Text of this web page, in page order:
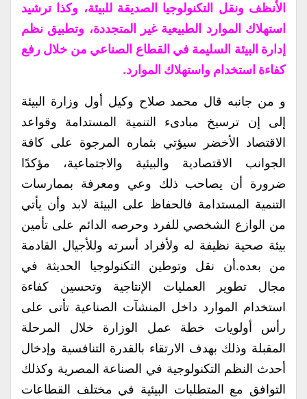
الأنظف ونقل التكنولوجيا الصديقة للبيئة، وكذا ترشيد
استهلاك الموارد الطبيعية غير المتجددة، وتطبيق نظم
إدارة البيئة السليمة في القطاع الصناعي من خلال رفع
كفاءة استخدام واستهلاك الموارد.
و من جانبه قال محمد صلاح وكيل أول وزارة البيئة
إلى إن ترسيخ مبادىء التنمية المستدامة وقواعد
الاقتصاد الأخضر سيؤتي بثماره المرجوة على كافة
الجوانب الاقتصادية والبيئية والاجتماعية، مؤكدًا
ضرورة أن يصاحب ذلك وعي ومعرفة بممارسات
التنمية المستدامة فالحفاظ على البيئة لابد وأن يأتي
من الوازع الشخصي للفرد وحرصه الدائم على تأمين
بيئة صحية نظيفة له ولأفراد أسرته وللأجيال القادمة
من بعده.أن نقل وتوطين التكنولوجيا الحديثة في
مجال تطوير العمليات الإنتاجية وتحسين كفاءة
استخدام الموارد داخل المنشآت الصناعية تأتى على
رأس أولويات خطة عمل الوزارة خلال المرحلة
المقبلة وذلك بهدف الارتقاء بالقدرة التنافسية وإدخال
أحدث النظم التكنولوجية في الصناعة المصرية وكذلك
التوافق مع المتطلبات البيئية في مختلف القطاعات